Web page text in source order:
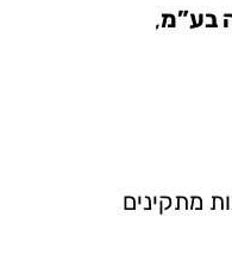
בע”מ,
מתקינים